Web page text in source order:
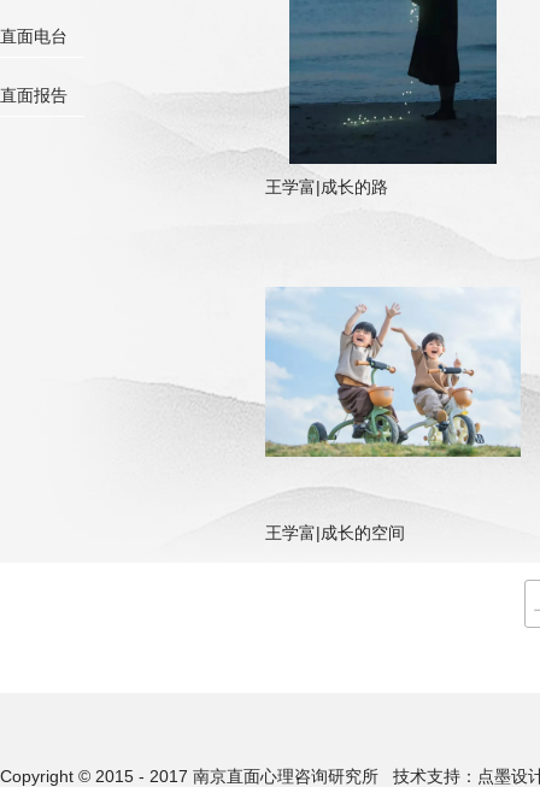
直面电台
直面报告
王学富|成长的路
王学富|成长的空间
Copyright © 2015 - 2017 南京直面心理咨询研究所 技术支持：点墨设